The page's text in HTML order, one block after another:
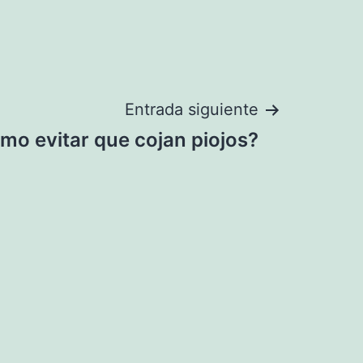
Entrada siguiente
evitar que cojan piojos?